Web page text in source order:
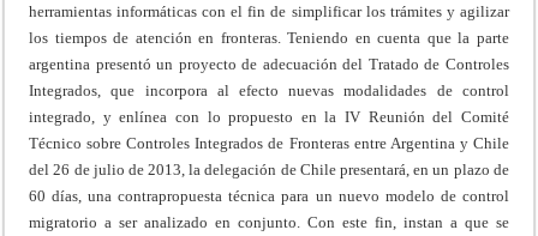
herramientas informáticas con el fin de simplificar los trámites y agilizar
los tiempos de atención en fronteras. Teniendo en cuenta que la parte
argentina presentó un proyecto de adecuación del Tratado de Controles
Integrados, que incorpora al efecto nuevas modalidades de control
integrado, y enlínea con lo propuesto en la IV Reunión del Comité
Técnico sobre Controles Integrados de Fronteras entre Argentina y Chile
del 26 de julio de 2013, la delegación de Chile presentará, en un plazo de
60 días, una contrapropuesta técnica para un nuevo modelo de control
migratorio a ser analizado en conjunto. Con este fin, instan a que se